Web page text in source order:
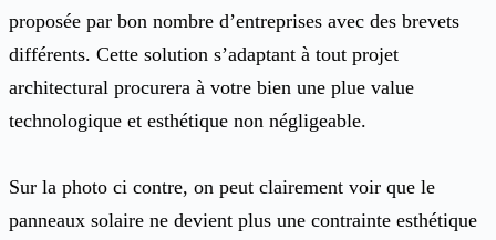
proposée par bon nombre d’entreprises avec des brevets
différents. Cette solution s’adaptant à tout projet
architectural procurera à votre bien une plue value
technologique et esthétique non négligeable.
Sur la photo ci contre, on peut clairement voir que le
panneaux solaire ne devient plus une contrainte esthétique